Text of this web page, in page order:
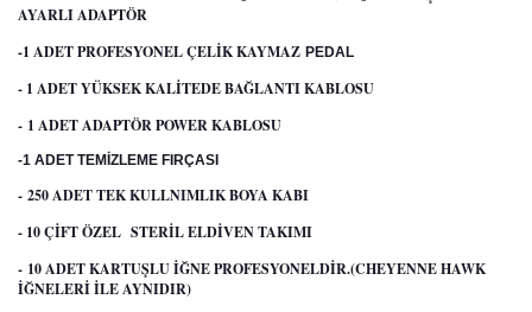
AYARLI ADAPTÖR
-1 ADET PROFESYONEL ÇELİK KAYMAZ PEDAL
- 1 ADET YÜKSEK KALİTEDE BAĞLANTI KABLOSU
- 1 ADET ADAPTÖR POWER KABLOSU
-1 ADET TEMİZLEME FIRÇASI
- 250 ADET TEK KULLNIMLIK BOYA KABI
- 10 ÇİFT ÖZEL STERİL ELDİVEN TAKIMI
- 10 ADET KARTUŞLU İĞNE PROFESYONELDİR.(CHEYENNE HAWK
İĞNELERİ İLE AYNIDIR)